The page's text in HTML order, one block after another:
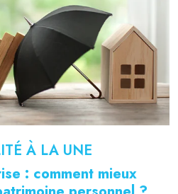
À LA UNE
: comment mieux